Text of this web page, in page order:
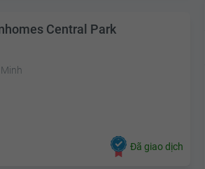
Central Park
Đã giao dịch